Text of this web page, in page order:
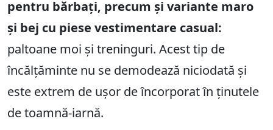
pentru bărbați, precum și variante maro
și bej cu piese vestimentare casual:
paltoane moi și treninguri. Acest tip de
încălțăminte nu se demodează niciodată și
este extrem de ușor de încorporat în ținutele
de toamnă-iarnă.